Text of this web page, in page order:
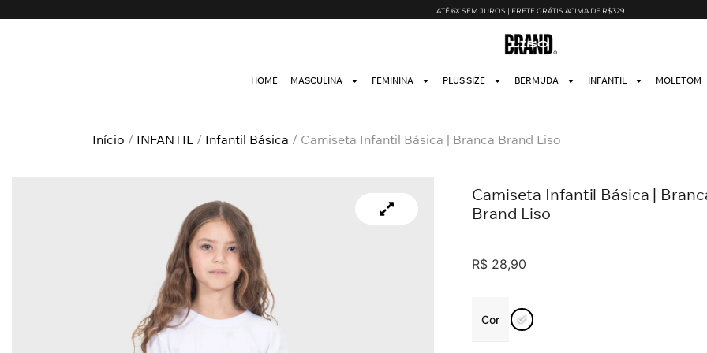
ATÉ 6X SEM JUROS | FRETE GRÁTIS ACIMA DE R$329
HOME MASCULINA FEMININA PLUS SIZE BERMUDA INFANTIL MOLETOM
Início / INFANTIL/ Infantil Básica / Camiseta Infantil Básica | Branca Brand Liso
Camiseta Infantil Básica |
Brand Liso
R$ 28,90
Cor